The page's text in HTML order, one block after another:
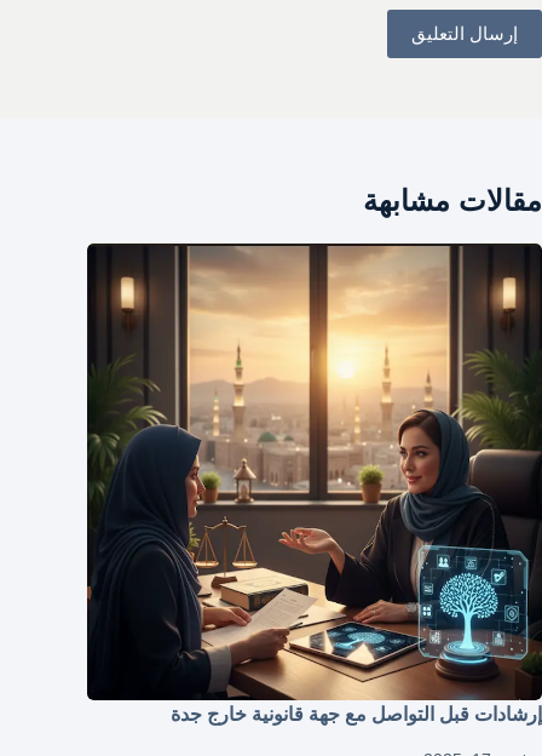
إرسال التعليق
مقالات مشابهة
إرشادات قبل التواصل مع جهة قانونية خارج جدة